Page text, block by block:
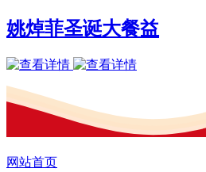
姚焯菲圣诞大餐益
网站首页